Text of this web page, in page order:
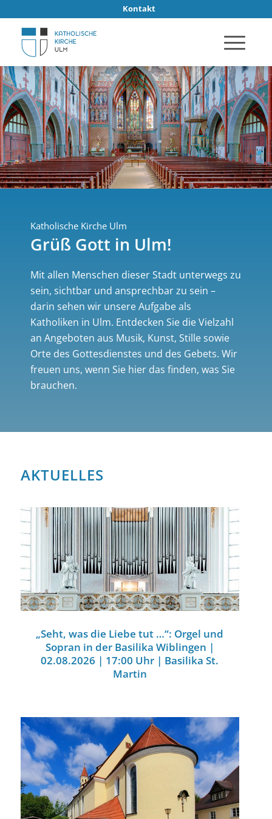
Kontakt
Katholische Kirche Ulm
Grüß Gott in Ulm!
Mit allen Menschen dieser Stadt unterwegs zu
sein, sichtbar und ansprechbar zu sein –
darin sehen wir unsere Aufgabe als
Katholiken in Ulm. Entdecken Sie die Vielzahl
an Angeboten aus Musik, Kunst, Stille sowie
Orte des Gottesdienstes und des Gebets. Wir
freuen uns, wenn Sie hier das finden, was Sie
brauchen.
AKTUELLES
„Seht, was die Liebe tut …“: Orgel und
Sopran in der Basilika Wiblingen |
02.08.2026 | 17:00 Uhr | Basilika St.
Martin